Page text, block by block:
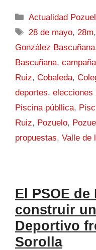
Actualidad
28 de mayo, 28m
González Bascuñana
Bascuñana, campaña
Ruiz, Cobaleda,
deportes, elecciones
Piscina públlica,
Ruiz, Pozuelo,
propuestas, Valle de
El PSOE
construir
Deportivo
Sorolla